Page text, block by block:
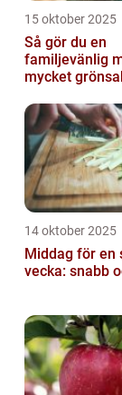
15 oktober 2025
Så gör du en
familjevänlig
mycket
14 oktober 2025
Middag för en
vecka: snabb